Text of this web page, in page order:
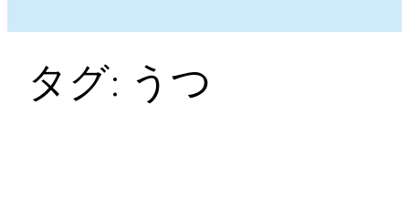
タグ: うつ